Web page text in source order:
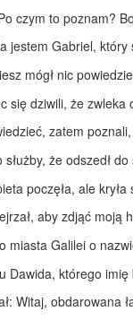
czym to poznam?
jestem Gabriel,
mógł nic
się dziwili, że zwleka
zatem
że odszedł
poczęła, ale
aby zdjąć moją
Galilei o
Dawida, którego
Witaj, obdarowana